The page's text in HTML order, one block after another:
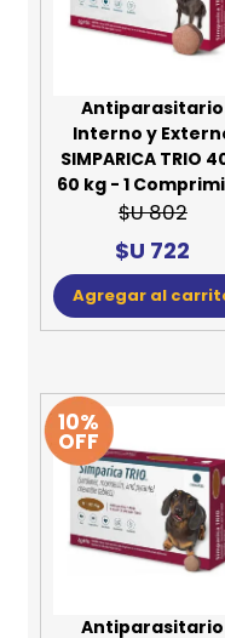
Antiparasitario
Interno y
SIMPARICA TRIO
60 kg - 1
$U 802
$U 722
Agregar al
10%
OFF
Antiparasitario